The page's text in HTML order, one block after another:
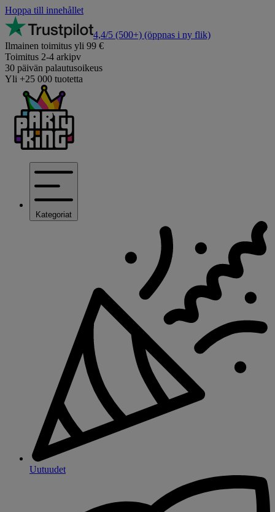
Hoppa till innehållet
4,4/5 (500+) (öppnas i ny flik)
Ilmainen toimitus yli 99 €
Toimitus 2-4 arkipv
30 päivän palautusoikeus
Yli +25 000 tuotetta
Kategoriat
Uutuudet